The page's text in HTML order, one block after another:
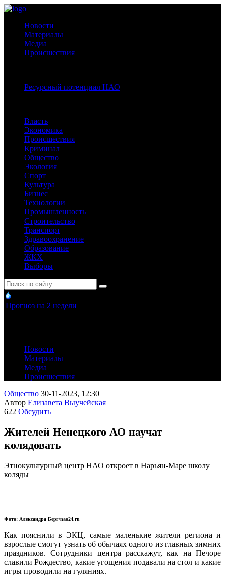
Новости
Материалы
Медиа
Происшествия
Ресурсный потенциал НАО
Власть
Экономика
Происшествия
Криминал
Общество
Экология
Спорт
Культура
Бизнес
Технологии
Промышленность
Строительство
Транспорт
Здравоохранение
Образование
ЖКХ
Выборы
Прогноз на 2 недели
Новости
Материалы
Медиа
Происшествия
Общество 30-11-2023, 12:30
Автор Елизавета Выучейская
622 Обсудить
Жителей Ненецкого АО научат
колядовать
Этнокультурный центр НАО откроет в Нарьян-Маре школу
коляды
Фото: Александра Берг/nao24.ru
Как пояснили в ЭКЦ, самые маленькие жители региона и
взрослые смогут узнать об обычаях одного из главных зимних
праздников. Сотрудники центра расскажут, как на Печоре
славили Рождество, какие угощения подавали на стол и какие
игры проводили на гуляниях.